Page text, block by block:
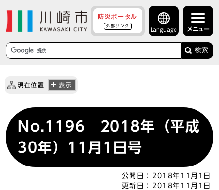
防災ポータル
外部リンク
Language メニュー
検索
現在位置 表示
No.1196 2018年（平成
30年）11月1日号
公開日： 2018年11月1日
更新日： 2018年11月1日